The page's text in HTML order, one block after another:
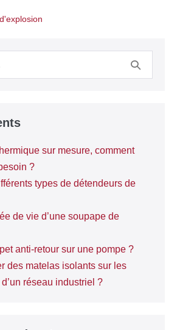
sur mesure, comment
?
types de détendeurs de
de vie d’une soupape de
anti-retour sur une pompe ?
des matelas isolants sur les
réseau industriel ?